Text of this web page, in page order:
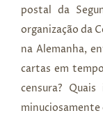
postal da
organização da
na Alemanha,
cartas em
censura?
minuciosamente